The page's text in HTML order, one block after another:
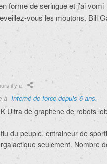
forme de seringue et j’ai vomi
vous les moutons. Bill
il y a
à Interné de force depuis 6 ans.
Ultra de graphène de robots
du peuple, entraineur de
seulement. Nombre